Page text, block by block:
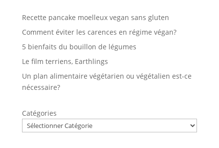
Recette pancake moelleux vegan sans gluten
Comment éviter les carences en régime végan?
5 bienfaits du bouillon de légumes
Le film terriens, Earthlings
Un plan alimentaire végétarien ou végétalien est-ce
nécessaire?
Catégories